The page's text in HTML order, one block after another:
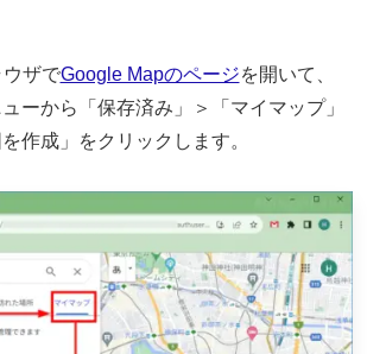
ザでGoogle Mapのページを開いて、
ーから「保存済み」＞「マイマップ」
作成」をクリックします。